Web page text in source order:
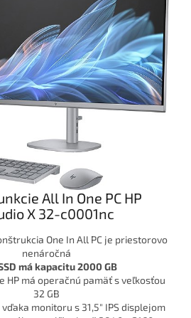
All In One PC HP
X 32-c0001nc
One In All PC je priestorovo
nenáročná
má kapacitu2000 GB
HP má operačnú pamäť s veľkosťou
32 GB
monitoru s 31,5" IPS displejom